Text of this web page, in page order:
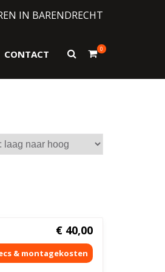
IN BARENDRECHT
CONTACT
Toon
0
€ 40,00